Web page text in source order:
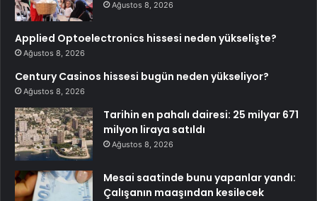
Ağustos 8, 2026
Applied Optoelectronics hissesi neden yükselişte?
Ağustos 8, 2026
Century Casinos hissesi bugün neden yükseliyor?
Ağustos 8, 2026
Tarihin en pahalı dairesi: 25 milyar 671
milyon liraya satıldı
Ağustos 8, 2026
Mesai saatinde bunu yapanlar yandı:
Çalışanın maaşından kesilecek